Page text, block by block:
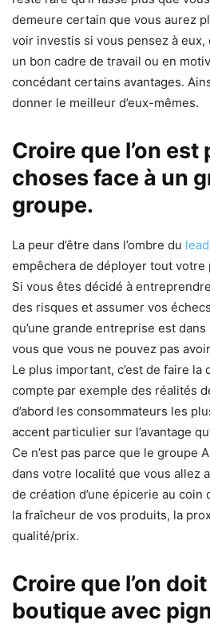
demeure certain que vous aurez
voir investis si vous pensez à eux,
un bon cadre de travail ou en
concédant certains avantages.
donner le meilleur d’eux-mêmes.
Croire que l’on est
choses face à un
groupe.
La peur d’être dans l’ombre du
empêchera de déployer tout
Si vous êtes décidé à
des risques et assumer vos
qu’une grande entreprise est
vous que vous ne pouvez pas
Le plus important, c’est de faire
compte par exemple des réalités
d’abord les consommateurs les
accent particulier sur l’avantage
Ce n’est pas parce que le groupe
dans votre localité que vous allez
de création d’une épicerie au
la fraîcheur de vos produits, la
qualité/prix.
Croire que l’on
boutique avec